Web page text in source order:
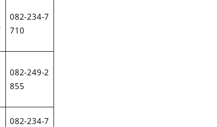
082-234-7
710
082-249-2
855
082-234-7